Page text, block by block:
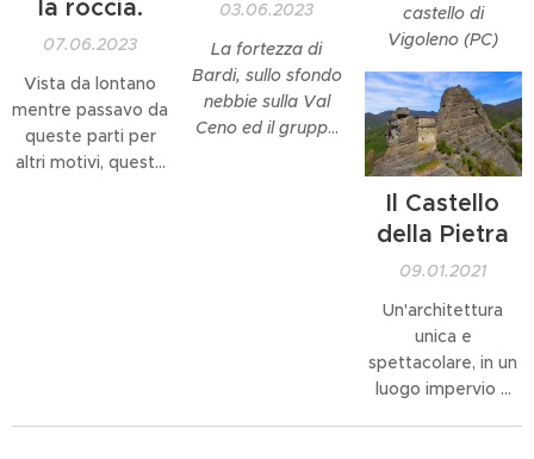
su di uno sperone
vertiginoso, a
picco sul
sottostante
torrente Mozzola.
castello di
Vigoleno (PC)
la roccia.
07.06.2023
Vista da lontano
mentre passavo da
queste parti per
altri motivi, questa
meta, mi ha
03.06.2023
La fortezza di
Bardi, sullo sfondo
nebbie sulla Val
Ceno ed il gruppo
Il Castello
della Pietra
09.01.2021
Un'architettura
unica e
spettacolare, in un
luogo impervio e